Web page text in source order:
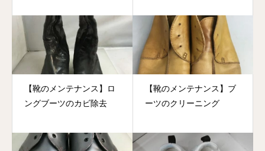
【靴のメンテナンス】ロ
ングブーツのカビ除去
【靴のメンテナンス】ブ
ーツのクリーニング